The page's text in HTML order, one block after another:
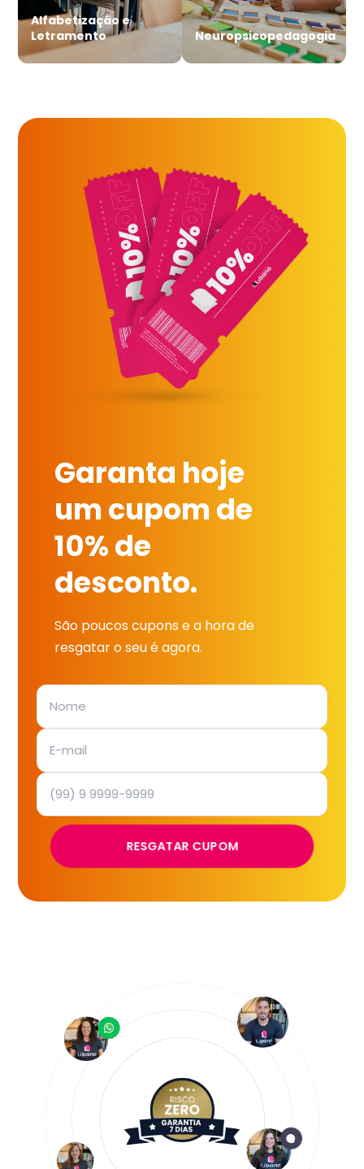
Alfabetização e
Letramento
Neuropsicopedagogia
Garanta hoje
um cupom de
10% de
desconto.
São poucos cupons e a hora de
resgatar o seu é agora.
RESGATAR CUPOM